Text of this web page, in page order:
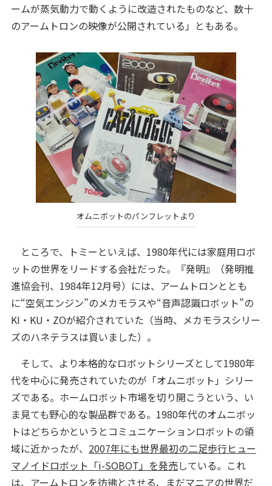
ームが蒸気動力で動くように改造されたものなど、数十
のアームトロンの映像が公開されている」ともある。
オムニボットのパンフレットより
ところで、トミーといえば、1980年代には家庭用ロボ
ットの世界をリードする会社だった。『発明』（発明推
進協会刊、1984年12月号）には、アームトロンととも
に“空気エンジン”のメカモラスや“音声認識ロボット”の
KI・KU・ZOが紹介されていた（当時、メカモラスシリー
ズのハネテラスは買いました）。
そして、より本格的なロボットシリーズとして1980年
代を中心に発売されていたのが「オムニボット」シリー
ズである。ホームロボット市場を切り開こうという、い
ま見ても野心的な製品群である。1980年代のオムニボッ
トはどちらかというとコミュニケーションロボットの領
域に近かったが、 2007年にも世界最初の二足歩行ヒュー
マノイドロボット「i-SOBOT」を発売している。これ
は、アームトロンを彷彿とさせる、まだマニアの世界だ